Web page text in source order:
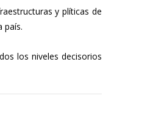
y plíticas de
país.
los niveles decisorios